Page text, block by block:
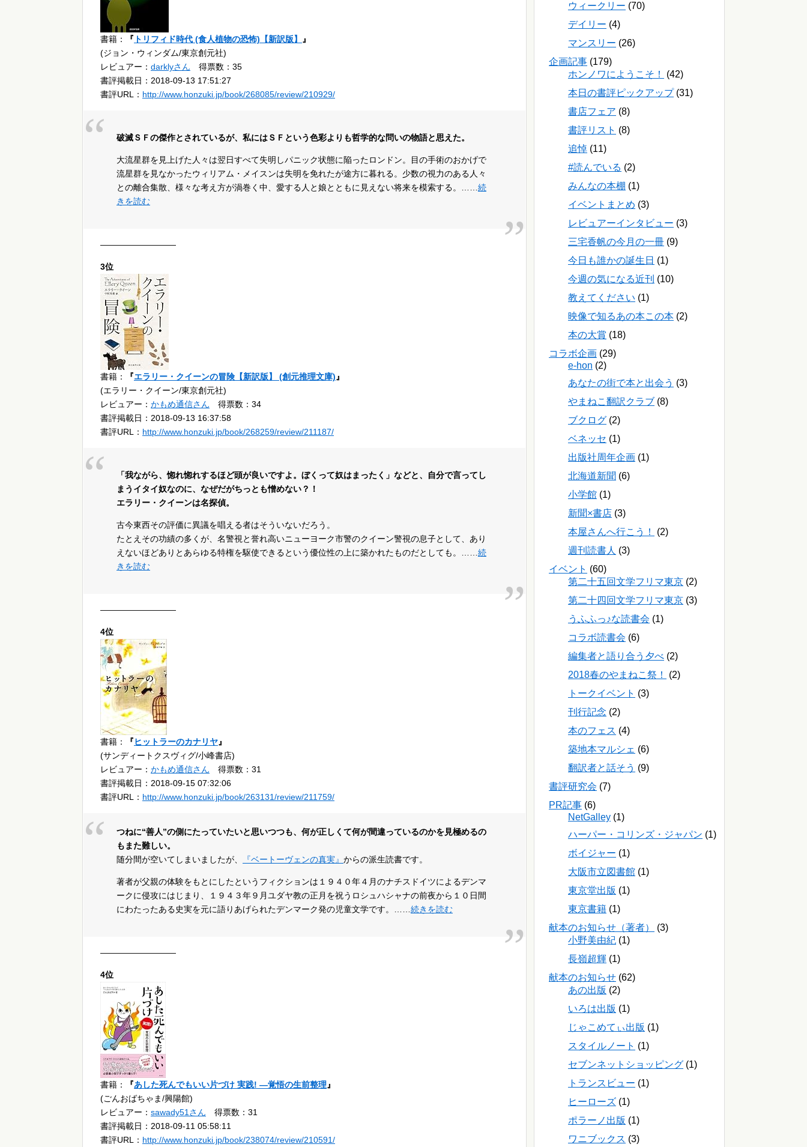
書籍： 『 トリフィド時代 (食人植物の恐怖)【新訳版】 』
(ジョン・ウィンダム/東京創元社)
レビュアー： darklyさん 得票数：35
書評掲載日：2018-09-13 17:51:27
書評URL： http://www.honzuki.jp/book/268085/review/210929/
破滅ＳＦの傑作とされているが、私にはＳＦという色彩よりも哲学的な問いの物語と思えた。
大流星群を見上げた人々は翌日すべて失明しパニック状態に陥ったロンドン。目の手術のおかげで
流星群を見なかったウィリアム・メイスンは失明を免れたが途方に暮れる。少数の視力のある人々
との離合集散、様々な考え方が渦巻く中、愛する人と娘とともに見えない将来を模索する。……続
きを読む
—————————
3位
書籍： 『エラリー・クイーンの冒険【新訳版】 (創元推理文庫)』
(エラリー・クイーン/東京創元社)
レビュアー： かもめ通信さん 得票数：34
書評掲載日：2018-09-13 16:37:58
書評URL： http://www.honzuki.jp/book/268259/review/211187/
「我ながら、惚れ惚れするほど頭が良いですよ。ぼくって奴はまったく」などと、自分で言ってし
まうイタイ奴なのに、なぜだがちっとも憎めない？！
エラリー・クイーンは名探偵。
古今東西その評価に異議を唱える者はそういないだろう。
たとえその功績の多くが、名警視と誉れ高いニューヨーク市警のクイーン警視の息子として、あり
えないほどありとあらゆる特権を駆使できるという優位性の上に築かれたものだとしても。……続
きを読む
—————————
4位
書籍： 『ヒットラーのカナリヤ』
(サンディートクスヴィグ/小峰書店)
レビュアー： かもめ通信さん 得票数：31
書評掲載日：2018-09-15 07:32:06
書評URL： http://www.honzuki.jp/book/263131/review/211759/
つねに“善人”の側にたっていたいと思いつつも、何が正しくて何が間違っているのかを見極めるの
もまた難しい。
随分間が空いてしまいましたが、
『ベートーヴェンの真実』 からの派生読書です。
著者が父親の体験をもとにしたというフィクションは１９４０年４月のナチスドイツによるデンマ
ークに侵攻にはじまり、１９４３年９月ユダヤ教の正月を祝うロシュハシャナの前夜から１０日間
にわたったある史実を元に語りあげられたデンマーク発の児童文学です。……続きを読む
—————————
4位
書籍： 『あした死んでもいい片づけ 実践! ―覚悟の生前整理』
(ごんおばちゃま/興陽館)
レビュアー： sawady51さん 得票数：31
書評掲載日：2018-09-11 05:58:11
書評URL： http://www.honzuki.jp/book/238074/review/210591/
ウィークリー (70)
デイリー (4)
マンスリー (26)
企画記事 (179)
ホンノワにようこそ！
(42)
本日の書評ピックアップ(31)
書店フェア (8)
書評リスト (8)
追悼 (11)
#読んでいる (2)
みんなの本棚 (1)
イベントまとめ (3)
レビュアーインタビュー (3)
三宅香帆の今月の一冊 (9)
今日も誰かの誕生日 (1)
今週の気になる近刊 (10)
教えてください (1)
映像で知るあの本この本 (2)
本の大賞 (18)
コラボ企画 (29)
e-hon (2)
あなたの街で本と出会う (3)
やまねこ翻訳クラブ (8)
ブクログ (2)
ベネッセ (1)
出版社周年企画 (1)
北海道新聞 (6)
小学館 (1)
新聞×書店 (3)
本屋さんへ行こう！
(2)
週刊読書人 (3)
イベント (60)
第二十五回文学フリマ東京 (2)
第二十四回文学フリマ東京 (3)
うふふっ♪な読書会 (1)
コラボ読書会 (6)
編集者と語り合う夕べ (2)
2018春のやまねこ祭！
(2)
トークイベント (3)
刊行記念 (2)
本のフェス (4)
築地本マルシェ (6)
翻訳者と話そう (9)
書評研究会 (7)
PR記事 (6)
NetGalley (1)
ハーパー・コリンズ・ジャパン (1)
ボイジャー (1)
大阪市立図書館 (1)
東京堂出版 (1)
東京書籍 (1)
献本のお知らせ（著者）
(3)
小野美由紀 (1)
長嶺超輝 (1)
献本のお知らせ (62)
あの出版 (2)
いろは出版 (1)
じゃこめてぃ出版 (1)
スタイルノート (1)
セブンネットショッピング (1)
トランスビュー (1)
ヒーローズ (1)
ポラーノ出版 (1)
ワニブックス (3)